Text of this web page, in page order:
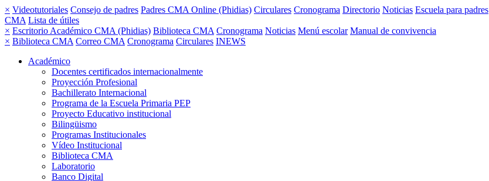
× Videotutoriales Consejo de padres Padres CMA Online (Phidias) Circulares Cronograma Directorio Noticias Escuela para padres
CMA Lista de útiles
× Escritorio Académico CMA (Phidias) Biblioteca CMA Cronograma Noticias Menú escolar Manual de convivencia
× Biblioteca CMA Correo CMA Cronograma Circulares INEWS
Académico
Docentes certificados internacionalmente
Proyección Profesional
Bachillerato Internacional
Programa de la Escuela Primaria PEP
Proyecto Educativo institucional
Bilingüismo
Programas Institucionales
Vídeo Institucional
Biblioteca CMA
Laboratorio
Banco Digital